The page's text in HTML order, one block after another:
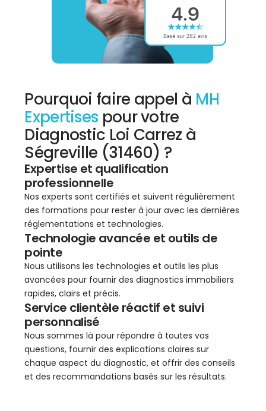
Pourquoi faire appel à MH
Expertises pour votre
Diagnostic Loi Carrez à
Ségreville (31460) ?
Expertise et qualification
professionnelle
Nos experts sont certifiés et suivent régulièrement
des formations pour rester à jour avec les dernières
réglementations et technologies.
Technologie avancée et outils de
pointe
Nous utilisons les technologies et outils les plus
avancées pour fournir des diagnostics immobiliers
rapides, clairs et précis.
Service clientèle réactif et suivi
personnalisé
Nous sommes là pour répondre à toutes vos
questions, fournir des explications claires sur
chaque aspect du diagnostic, et offrir des conseils
et des recommandations basés sur les résultats.